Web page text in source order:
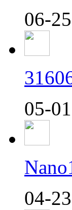
06-25
05-01
04-23